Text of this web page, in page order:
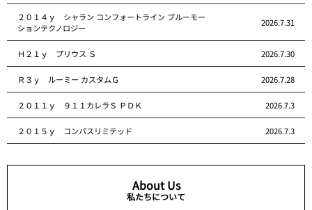
２０１４ｙ シャラン コンフォートライン ブルーモー
ションテクノロジー
2026.7.31
Ｈ２１ｙ プリウス Ｓ 2026.7.30
Ｒ３ｙ ルーミー カスタムＧ 2026.7.28
２０１１ｙ ９１１カレラＳ ＰＤＫ 2026.7.3
２０１５ｙ コンパスリミテッド 2026.7.3
About Us
私たちについて